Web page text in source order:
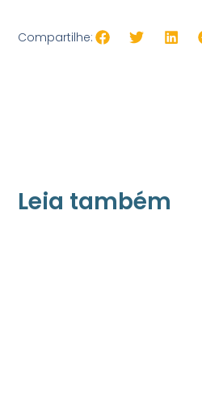
Compartilhe:
Leia também